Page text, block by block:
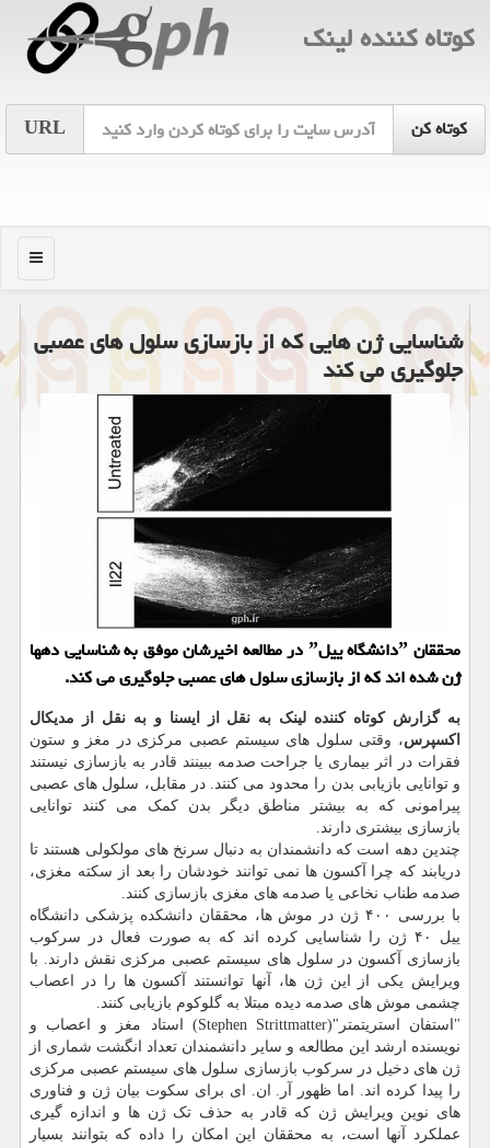
كوتاه كننده لینك
URL
منو
شناسایی ژن هایی كه از بازسازی سلول های عصبی
جلوگیری می كند
محققان ˮدانشگاه ییلˮ در مطالعه اخیرشان موفق به شناسایی دهها
ژن شده اند که از بازسازی سلول های عصبی جلوگیری می کند.
به گزارش کوتاه کننده لینک به نقل از ایسنا و به نقل از مدیکال
اکسپرس، وقتی سلول های سیستم عصبی مرکزی در مغز و ستون
فقرات در اثر بیماری یا جراحت صدمه ببینند قادر به بازسازی نیستند
و توانایی بازیابی بدن را محدود می کنند. در مقابل، سلول های عصبی
پیرامونی که به بیشتر مناطق دیگر بدن کمک می کنند توانایی
بازسازی بیشتری دارند.
چندین دهه است که دانشمندان به دنبال سرنخ های مولکولی هستند تا
دریابند که چرا آکسون ها نمی توانند خودشان را بعد از سکته مغزی،
صدمه طناب نخاعی یا صدمه های مغزی بازسازی کنند.
با بررسی ۴۰۰ ژن در موش ها، محققان دانشکده پزشکی دانشگاه
ییل ۴۰ ژن را شناسایی کرده اند که به صورت فعال در سرکوب
بازسازی آکسون در سلول های سیستم عصبی مرکزی نقش دارند. با
ویرایش یکی از این ژن ها، آنها توانستند آکسون ها را در اعصاب
چشمی موش های صدمه دیده مبتلا به گلوکوم بازیابی کنند.
"استفان استریتمتر"(Stephen Strittmatter) استاد مغز و اعصاب و
نویسنده ارشد این مطالعه و سایر دانشمندان تعداد انگشت شماری از
ژن های دخیل در سرکوب بازسازی سلول های سیستم عصبی مرکزی
را پیدا کرده اند. اما ظهور آر. ان. ای برای سکوت بیان ژن و فناوری
های نوین ویرایش ژن که قادر به حذف تک ژن ها و اندازه گیری
عملکرد آنها است، به محققان این امکان را داده که بتوانند بسیار